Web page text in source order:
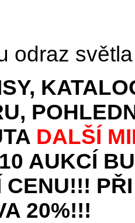
odraz
DALŠÍ
AUKCÍ
CENU!!!
20%!!!